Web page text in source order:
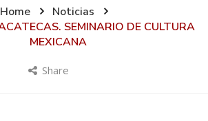
Home
Noticias
SEMINARIO DE CULTURA
MEXICANA
Share